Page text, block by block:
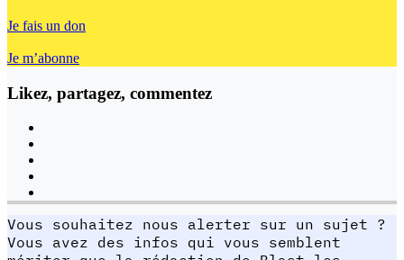
Je fais un don
Je m’abonne
Likez, partagez, commentez
Vous souhaitez nous alerter sur un sujet ?
Vous avez des infos qui vous semblent